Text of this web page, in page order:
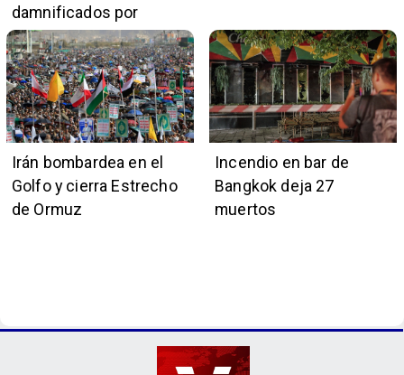
damnificados por
terremotos
Irán bombardea en el
Golfo y cierra Estrecho
de Ormuz
Incendio en bar de
Bangkok deja 27
muertos